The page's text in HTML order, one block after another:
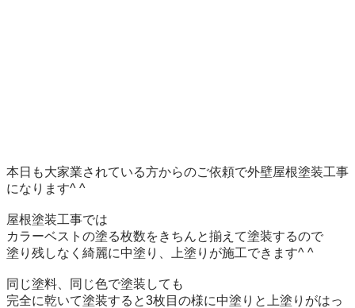
本日も大家業されている方からのご依頼で外壁屋根塗装工事
になります^ ^
屋根塗装工事では
カラーベストの塗る枚数をきちんと揃えて塗装するので
塗り残しなく綺麗に中塗り、上塗りが施工できます^ ^
同じ塗料、同じ色で塗装しても
完全に乾いて塗装すると3枚目の様に中塗りと上塗りがはっ